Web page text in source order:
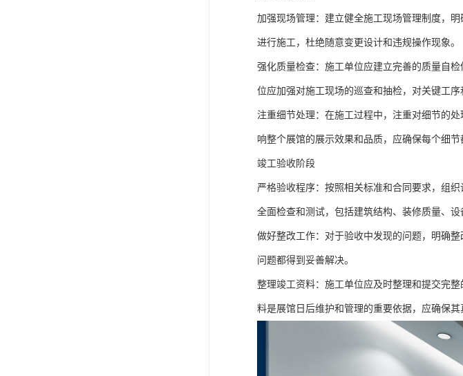
加强现场管理：建立健全施工现场管理制度，
进行施工，杜绝随意变更设计和违规操作现象。
强化质量检查：施工单位应建立完善的质量自
位应加强对施工现场的巡查和抽检，对关键工
注重细节处理：在施工过程中，注重对细节的
响整个展馆的展示效果和品质，应确保每个细节
竣工验收阶段
严格验收程序：按照相关标准和合同要求，组
全面检查和测试，包括建筑结构、装修质量、
做好整改工作：对于验收中发现的问题，明确
问题都得到妥善解决。
整理竣工资料：施工单位应及时整理和提交完
料是展馆日后维护和管理的重要依据，应确保其